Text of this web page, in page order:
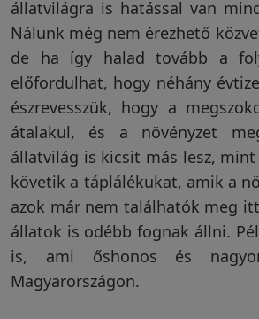
Madárriasztás
Rágcsálóriasztás
Vakondriasztás
Villanypásztor
állatvilágra is hatással van
Nálunk még nem érezhető
de ha így halad tovább a
előfordulhat, hogy néhány
észrevesszük, hogy a
átalakul, és a növényzet
állatvilág is kicsit más lesz,
követik a táplálékukat, amik a
azok már nem találhatók meg
állatok is odébb fognak állni.
is, ami őshonos és
Magyarországon.